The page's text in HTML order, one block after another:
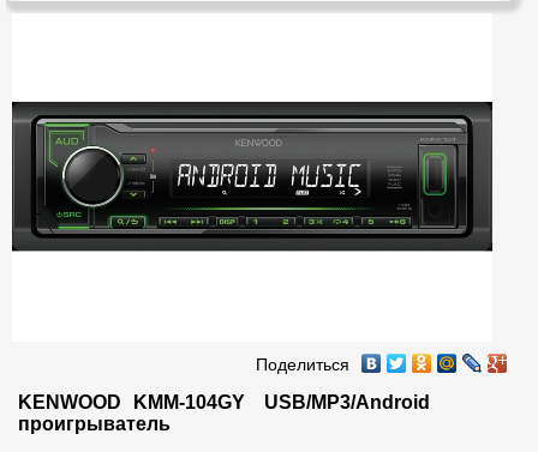
Поделиться
KENWOOD	KMM-104GY    USB/MP3/Android
проигрыватель